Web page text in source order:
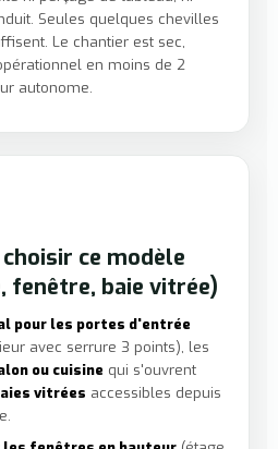
Seules quelques chevilles
Le chantier est sec,
en moins de 2
autonome.
ce modèle
fenêtre, baie vitrée)
pour les portes d'entrée
avec serrure 3 points), les
ou cuisine qui s'ouvrent
vitrées accessibles depuis